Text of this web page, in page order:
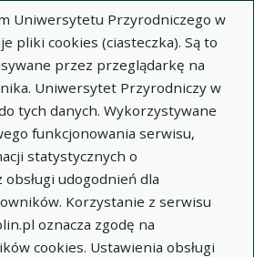
Uniwersytetu Przyrodniczego w
pliki cookies (ciasteczka). Są to
przez przeglądarkę na
Uniwersytet Przyrodniczy w
tych danych. Wykorzystywane
funkcjonowania serwisu,
statystycznych o
udogodnień dla
Korzystanie z serwisu
oznacza zgodę na
cookies. Ustawienia obsługi
×
Notatki
Nowakowicz-Dębek
Wnuk
Bis-Wencel
Niedźwiadek